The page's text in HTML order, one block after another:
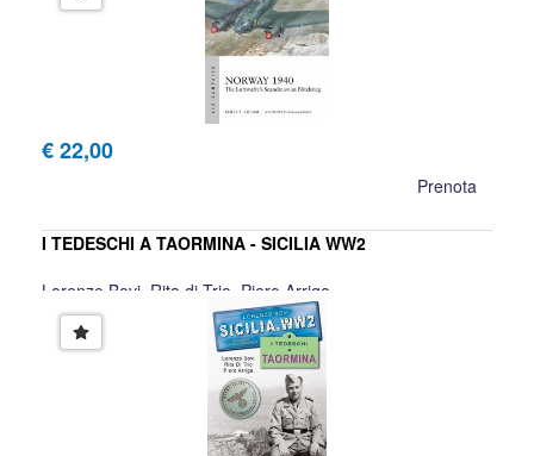
€ 22,00
Prenota
I TEDESCHI A TAORMINA - SICILIA WW2
Lorenzo Bovi, Rita di Trio, Piero Arrigo